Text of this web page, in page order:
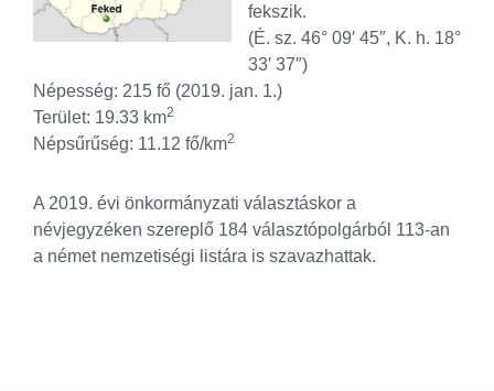
fekszik.
(É. sz. 46° 09′ 45″, K. h. 18°
33′ 37″)
Népesség: 215 fő (2019. jan. 1.)
Terület: 19.33 km2
Népsűrűség: 11.12 fő/km2
A 2019. évi önkormányzati választáskor a
névjegyzéken szereplő 184 választópolgárból 113-an
a német nemzetiségi listára is szavazhattak.